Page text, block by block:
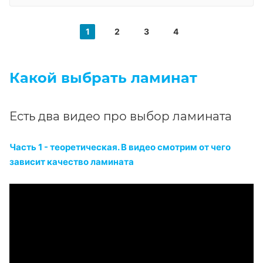
1 2 3 4
Какой выбрать ламинат
Есть два видео про выбор ламината
Часть 1 - теоретическая. В видео смотрим от чего
зависит качество ламината